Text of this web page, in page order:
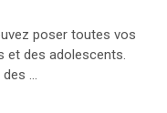
poser toutes vos
et des adolescents.
...